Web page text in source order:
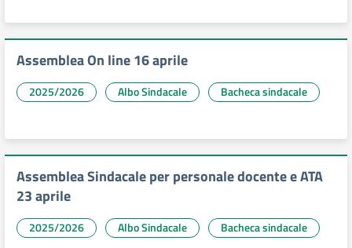
Assemblea On line 16 aprile
2025/2026 Albo Sindacale Bacheca sindacale
Assemblea Sindacale per personale docente e ATA
23 aprile
2025/2026 Albo Sindacale Bacheca sindacale